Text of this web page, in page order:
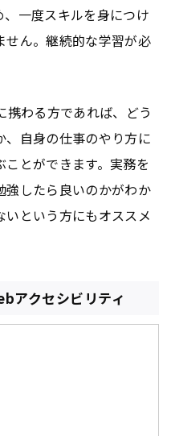
一度スキルを身につけ
せん。継続的な学習が必
携わる方であれば、どう
、自身の仕事のやり方に
とができます。実務を
強したら良いのかがわか
という方にもオススメ
アクセシビリティ